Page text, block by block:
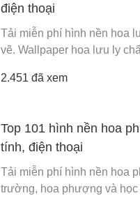
điện thoại
Tải miễn phí hình nền hoa
vẽ. Wallpaper hoa lưu ly
2.451 đã xem
Top 101 hình nền hoa
tính, điện thoại
Tải miễn phí hình nền hoa
trường, hoa phượng và